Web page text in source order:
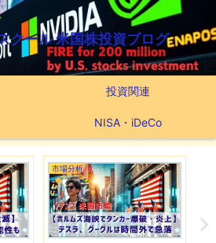
クール 米国株投資ブログ
投資関連
NISA・iDeCo
つみたてNISA